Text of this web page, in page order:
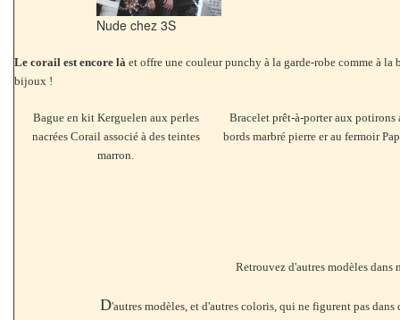
Nude chez 3S
Le corail est encore là et offre une couleur punchy à la garde-robe comme à la
bijoux !
Bague en kit Kerguelen aux perles
nacrées Corail associé à des teintes
marron.
Bracelet prêt-à-porter aux potirons
bords marbré pierre er au fermoir
Retrouvez d'autres modèles dans
D'autres modèles, et d'autres coloris, qui ne figurent pas